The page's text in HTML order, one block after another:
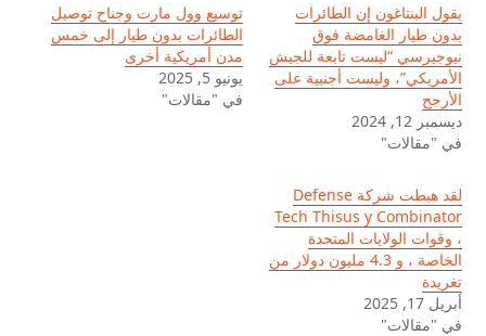
يقول البنتاغون إن الطائرات
بدون طيار الغامضة فوق
نيوجيرسي “ليست تابعة للجيش
الأمريكي”، وليست أجنبية على
الأرجح
ديسمبر 12, 2024
في "مقالات"
توسيع وول مارت وجناح توصيل
الطائرات بدون طيار إلى خمس
مدن أمريكية أخرى
يونيو 5, 2025
في "مقالات"
لقد هبطت شركة Defense
Tech Thisus y Combinator
، وقوات الولايات المتحدة
الخاصة ، و 4.3 مليون دولار من
تغريدة
أبريل 17, 2025
في "مقالات"